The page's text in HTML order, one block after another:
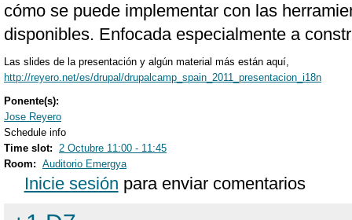
cómo se puede implementar con las
disponibles. Enfocada especialmente a
Las slides de la presentación y algún material más están aquí,
http://reyero.net/es/drupal/drupalcamp_spain_2011_presentacion_i18n
Ponente(s):
Jose Reyero
Schedule info
Time slot: 2 Octubre 11:00 - 11:45
Room: Auditorio Emergya
Inicie sesión para enviar comentarios